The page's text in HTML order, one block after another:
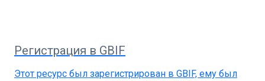
Регистрация в GBIF
Этот ресурс был зарегистрирован в GBIF, ему был